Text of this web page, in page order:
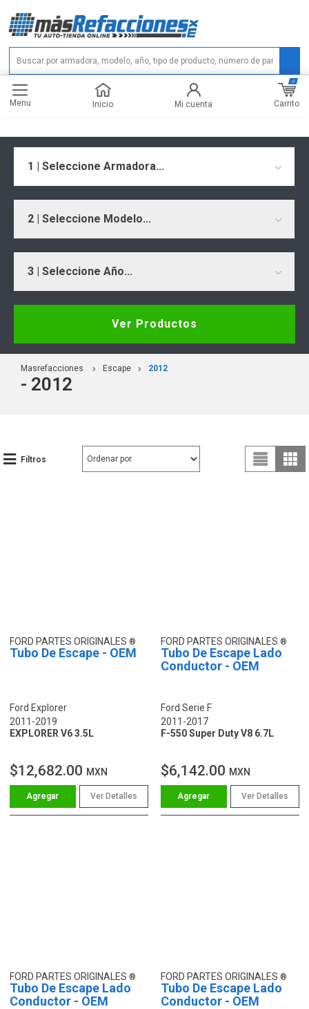
Menu Inicio Mi cuenta Carrito
0
1 | Seleccione Armadora...
2 | Seleccione Modelo...
3 | Seleccione Año...
Ver Productos
Masrefacciones Escape 2012
- 2012
Filtros
FORD PARTES ORIGINALES
Tubo De Escape - OEM
Ford Explorer
2011-2019
EXPLORER V6 3.5L
$12,682.00 MXN
Ver Detalles
FORD PARTES ORIGINALES
Tubo De Escape Lado
Conductor - OEM
Ford Serie F
2011-2017
F-550 Super Duty V8 6.7L
$6,142.00 MXN
Ver Detalles
FORD PARTES ORIGINALES
Tubo De Escape Lado
Conductor - OEM
FORD PARTES ORIGINALES
Tubo De Escape Lado
Conductor - OEM